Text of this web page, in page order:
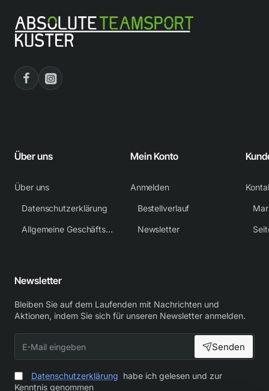
Über uns
Über uns
Datenschutzerklärung
Allgemeine Geschäftsbedingungen
Mein Konto
Anmelden
Bestellverlauf
Newsletter
Newsletter
Bleiben Sie auf dem Laufenden mit Nachrichten und
Aktionen, indem Sie sich für unseren Newsletter anmelden.
Mail
eingeben
Senden
Datenschutzerklärung habe ich gelesen und zur
Kenntnis genommen